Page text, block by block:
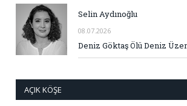
Selin Aydınoğlu
08.07.2026
Deniz Göktaş Ölü Deniz
AÇIK KÖŞE